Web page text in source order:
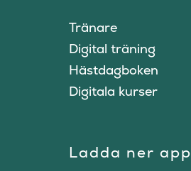
Tränare
Digital träning
Hästdagboken
Digitala kurser
Ladda ner app